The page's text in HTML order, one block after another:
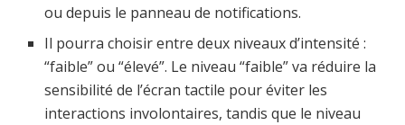
ou depuis le panneau de notifications.
Il pourra choisir entre deux niveaux d’intensité :
“faible” ou “élevé”. Le niveau “faible” va réduire la
sensibilité de l’écran tactile pour éviter les
interactions involontaires, tandis que le niveau